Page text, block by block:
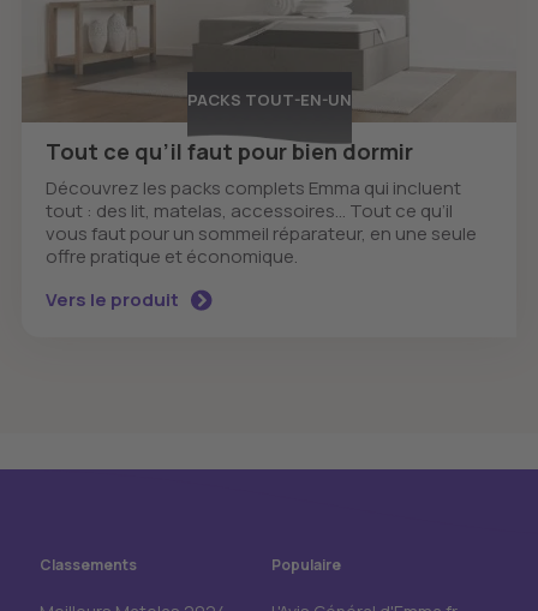
PACKS TOUT-EN-UN
Tout ce qu’il faut pour bien dormir
Découvrez les packs complets Emma qui incluent
tout : des lit, matelas, accessoires... Tout ce qu’il
vous faut pour un sommeil réparateur, en une seule
offre pratique et économique.
Vers le produit
Classements Populaire